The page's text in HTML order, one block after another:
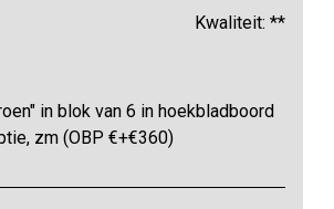
Kwaliteit: **
in blok van 6 in hoekbladboord
zm (OBP €+€360)